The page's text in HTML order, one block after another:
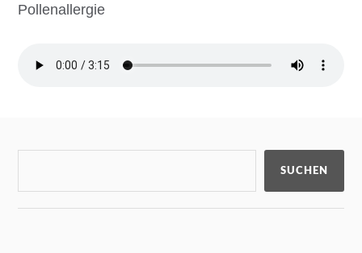
Pollenallergie
SUCHEN